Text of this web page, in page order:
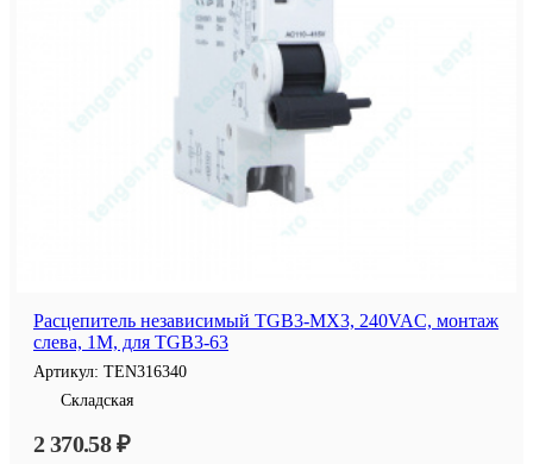
Расцепитель независимый TGB3-MX3, 240VAC, монтаж
слева, 1M, для TGB3-63
Артикул: TEN316340
Складская
2 370.58 ₽